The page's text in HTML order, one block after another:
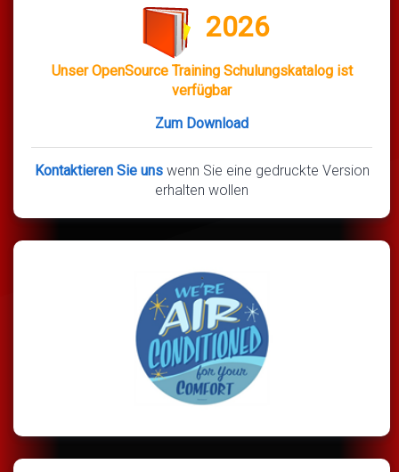
2026
Unser OpenSource Training Schulungskatalog ist
verfügbar
Zum Download
Kontaktieren Sie uns wenn Sie eine gedruckte Version
erhalten wollen